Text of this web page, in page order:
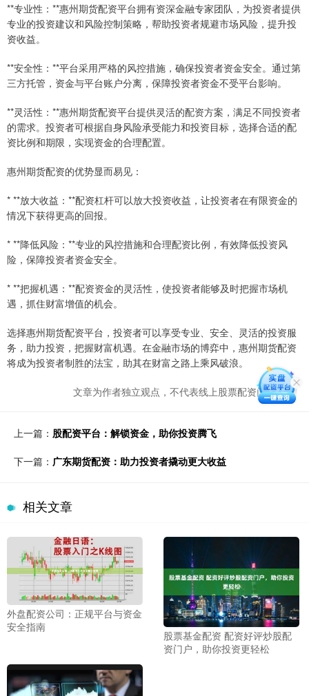
**专业性：**惠州期货配资平台拥有资深金融专家团队，为投资者提供
专业的投资建议和风险控制策略，帮助投资者规避市场风险，提升投
资收益。
**安全性：**平台采用严格的风控措施，确保投资者资金安全。通过第
三方托管，资金与平台账户分离，保障投资者资金不受平台影响。
**灵活性：**惠州期货配资平台提供灵活的配资方案，满足不同投资者
的需求。投资者可根据自身风险承受能力和投资目标，选择合适的配
资比例和期限，实现资金的合理配置。
惠州期货配资的优势显而易见：
* **放大收益：**配资杠杆可以放大投资收益，让投资者在有限资金的
情况下获得更高的回报。
* **降低风险：**专业的风控措施和合理配资比例，有效降低投资风
险，保障投资者资金安全。
* **把握机遇：**配资资金的灵活性，使投资者能够及时把握市场机
遇，抓住财富增值的机会。
选择惠州期货配资平台，投资者可以享受专业、安全、灵活的投资服
务，助力投资，把握财富机遇。在金融市场的博弈中，惠州期货配资
将成为投资者制胜的法宝，助其在财富之路上乘风破浪。
文章为作者独立观点，不代表线上股票配资门户观点
上一篇： 股配资平台：解锁资金，助你投资腾飞
下一篇： 广东期货配资：助力投资者撬动更大收益
相关文章
外盘配资公司：正规平台与资金
安全指南
股票基金配资 配资好评炒股配
资门户，助你投资更轻松